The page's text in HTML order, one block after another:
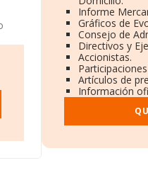
Informe
Gráficos de
Consejo de
Directivos y
Accionistas.
Artículos de
Información